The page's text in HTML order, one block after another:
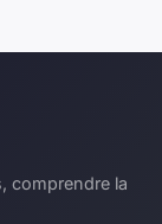
comprendre la